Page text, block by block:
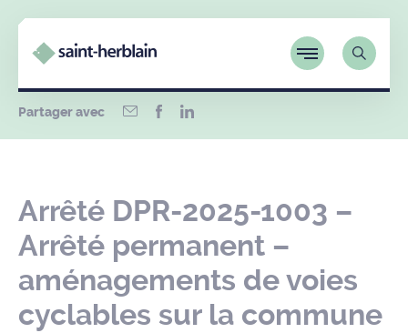
Partager avec
Arrêté DPR-2025-1003 –
Arrêté permanent –
aménagements de voies
cyclables sur la commune